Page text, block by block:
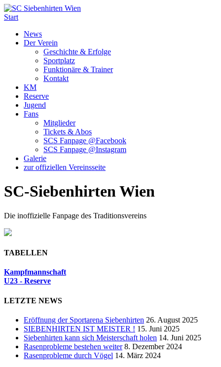
Start
News
Der Verein
Geschichte & Erfolge
Sportplatz
Funktionäre & Trainer
Kontakt
KM
Reserve
Jugend
Fans
Mitglieder
Tickets & Abos
SCS Fanpage @Facebook
SCS Fanpage @Instagram
Galerie
zur offiziellen Vereinsseite
SC-Siebenhirten Wien
Die inoffizielle Fanpage des Traditionsvereins
TABELLEN
Kampfmannschaft
U23 - Reserve
LETZTE NEWS
Eröffnung der Sportarena Siebenhirten 26. August 2025
SIEBENHIRTEN IST MEISTER ! 15. Juni 2025
Siebenhirten kann sich Meisterschaft holen 14. Juni 2025
Rasenprobleme bestehen weiter 8. Dezember 2024
Rasenprobleme durch Vögel 14. März 2024